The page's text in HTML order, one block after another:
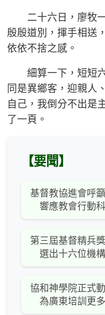
二十六日，廖牧一
殷殷道別，揮手相送
依依不捨之感。
細算一下，短短六
同是異鄉客，迎親人
自己，我倒分不出是
了一頁。
【要聞】
基督教協進會呼
響應教會行動
第三屆基督精兵
選出十六位機
協和神學院正式
為廣東培訓更